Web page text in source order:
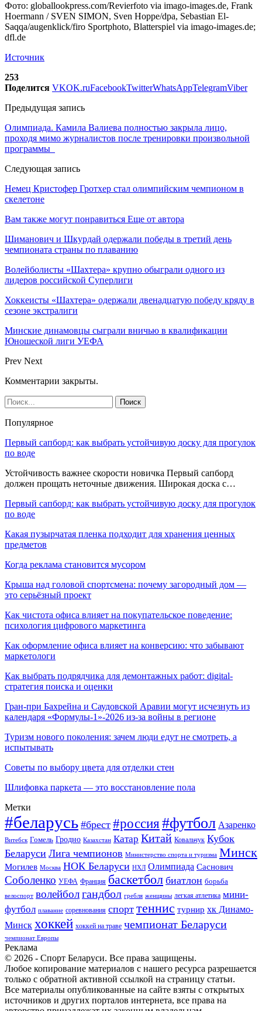
Фото: globallookpress.com/Revierfoto via imago-images.de, Frank
Hoermann / SVEN SIMON, Sven Hoppe/dpa, Sebastian El-
Saqqa/augenklick/firo Sportphoto, Blatterspiel via imago-images.de;
dfl.de
Источник
253
Поделится VKOK.ruFacebookTwitterWhatsAppTelegramViber
Предыдущая запись
Олимпиада. Камила Валиева полностью закрыла лицо,
проходя мимо журналистов после тренировки произвольной
программы
Следующая запись
Немец Кристофер Гротхер стал олимпийским чемпионом в
скелетоне
Вам также могут понравиться Еще от автора
Шиманович и Шкурдай одержали победы в третий день
чемпионата страны по плаванию
Волейболисты «Шахтера» крупно обыграли одного из
лидеров российской Суперлиги
Хоккеисты «Шахтера» одержали двенадцатую победу кряду в
сезоне экстралиги
Минские динамовцы сыграли вничью в квалификации
Юношеской лиги УЕФА
Prev Next
Комментарии закрыты.
Популярное
Первый сапборд: как выбрать устойчивую доску для прогулок
по воде
Устойчивость важнее скорости новичка Первый сапборд
должен прощать неточные движения. Широкая доска с…
Первый сапборд: как выбрать устойчивую доску для прогулок
по воде
Какая пузырчатая пленка подходит для хранения ценных
предметов
Когда реклама становится мусором
Крыша над головой спортсмена: почему загородный дом —
это серьёзный проект
Как чистота офиса влияет на покупательское поведение:
психология цифрового маркетинга
Как оформление офиса влияет на конверсию: что забывают
маркетологи
Как выбрать подрядчика для демонтажных работ: digital-
стратегия поиска и оценки
Гран-при Бахрейна и Саудовской Аравии могут исчезнуть из
календаря «Формулы-1»-2026 из-за войны в регионе
Туризм нового поколения: зачем люди едут не смотреть, а
испытывать
Советы по выбору цвета для отделки стен
Шлифовка паркета — это восстановление пола
Метки
#беларусь #брест #россия#футбол Азаренко
Витебск Гомель Гродно Казахстан Катар Китай Ковальчук Кубок
Беларуси Лига чемпионов Министерство спорта и туризма Минск
Могилев Москва НОК Беларуси НХЛ Олимпиада Саснович
Соболенко УЕФА Франция баскетбол биатлон борьба
велоспорт волейболгандбол гребля женщины легкая атлетика мини-
футбол плавание соревнования спорт теннис турнир хк Динамо-
Минск хоккей хоккей на траве чемпионат Беларуси
чемпионат Европы
Реклама
© 2026 - Спорт Беларуси. Все права защищены.
Любое копирование материалов с нашего ресурса разрешается
только с обратной активной ссылкой на страницу статьи.
Все материалы опубликованные на сайте взяты с открытых
источников и других порталов интернета, все права на